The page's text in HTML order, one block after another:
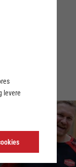
levere